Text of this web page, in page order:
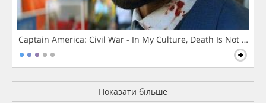
Captain America: Civil War - In My Culture, Death Is Not The
Показати більше